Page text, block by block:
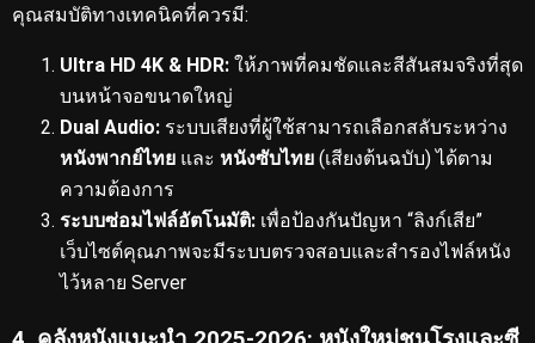
คุณสมบัติทางเทคนิคที่ควรมี:
Ultra HD 4K & HDR: ให้ภาพที่คมชัดและสีสันสมจริงที่สุด
บนหน้าจอขนาดใหญ่
Dual Audio: ระบบเสียงที่ผู้ใช้สามารถเลือกสลับระหว่าง
หนังพากย์ไทย และ หนังซับไทย (เสียงต้นฉบับ) ได้ตาม
ความต้องการ
ระบบซ่อมไฟล์อัตโนมัติ: เพื่อป้องกันปัญหา “ลิงก์เสีย”
เว็บไซต์คุณภาพจะมีระบบตรวจสอบและสำรองไฟล์หนัง
ไว้หลาย Server